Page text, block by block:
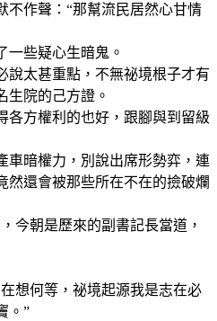
不作聲：“那幫流民居然心甘情
一些疑心生暗鬼。
說太甚重點，不無祕境根子才有
生院的己方證。
各方權利的也好，跟腳與到留級
車暗權力，別說出席形勢弈，連
然還會被那些所在不在的撿破爛
今朝是歷來的副書記長當道，
想何等，祕境起源我是志在必
。”